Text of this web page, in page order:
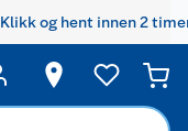
Klikk og hent innen 2